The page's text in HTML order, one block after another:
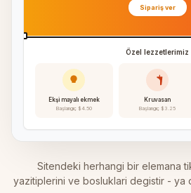
Sipariş ver
Özel lezzetlerimiz
Ekşi mayalı ekmek
Başlangıç $4.50
Kruvasan
Başlangıç $3.25
Sitendeki herhangi bir elemana
yazitiplerini ve bosluklari degistir - ya